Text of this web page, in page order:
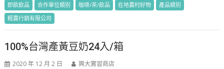
即飲飲品 合作單位類別 咖啡/茶/飲品 在地農村好物
產品類別
輕農行銷有限公司
100%台灣產黃豆奶24入/箱
2020 年 12 月 2 日 興大實習商店